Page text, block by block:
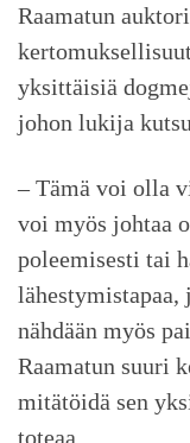
Raamatun
yksittäisiä
johon lukija
– Tämä voi olla
voi myös johtaa
poleemisesti tai
nähdään myös
Raamatun suuri
mitätöidä sen
toteaa.